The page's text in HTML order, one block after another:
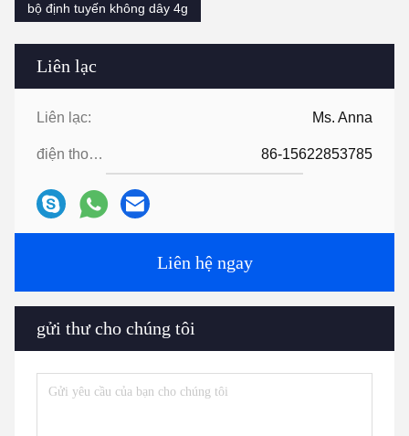
Liên lạc
Liên lạc: Ms. Anna
điện thoại: 86-15622853785
Liên hệ ngay
gửi thư cho chúng tôi
bộ định tuyến không dây 4g